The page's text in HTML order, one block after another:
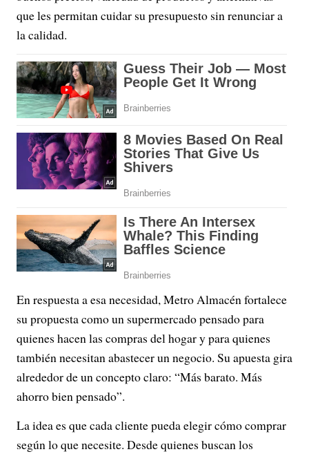
que les permitan cuidar su presupuesto sin renunciar a
la calidad.
En respuesta a esa necesidad, Metro Almacén fortalece
su propuesta como un supermercado pensado para
quienes hacen las compras del hogar y para quienes
también necesitan abastecer un negocio. Su apuesta gira
alrededor de un concepto claro: “Más barato. Más
ahorro bien pensado”.
La idea es que cada cliente pueda elegir cómo comprar
según lo que necesite. Desde quienes buscan los